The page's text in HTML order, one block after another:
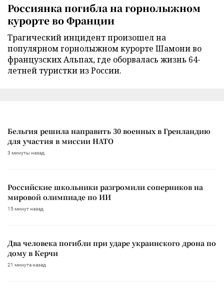
Россиянка погибла на горнолыжном
курорте во Франции
Трагический инцидент произошел на
популярном горнолыжном курорте Шамони во
французских Альпах, где оборвалась жизнь 64-
летней туристки из России.
Бельгия решила направить 30 военных в Гренландию
для участия в миссии НАТО
3 минуты назад
Российские школьники разгромили соперников на
мировой олимпиаде по ИИ
15 минут назад
Два человека погибли при ударе украинского дрона по
дому в Керчи
21 минута назад